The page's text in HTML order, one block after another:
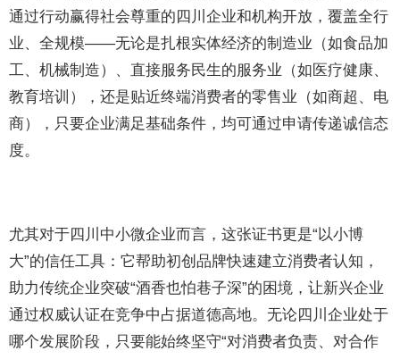
通过行动赢得社会尊重的四川企业和机构开放，覆盖全行
业、全规模——无论是扎根实体经济的制造业（如食品加
工、机械制造）、直接服务民生的服务业（如医疗健康、
教育培训），还是贴近终端消费者的零售业（如商超、电
商），只要企业满足基础条件，均可通过申请传递诚信态
度。
尤其对于四川中小微企业而言，这张证书更是“以小博
大”的信任工具：它帮助初创品牌快速建立消费者认知，
助力传统企业突破“酒香也怕巷子深”的困境，让新兴企业
通过权威认证在竞争中占据道德高地。无论四川企业处于
哪个发展阶段，只要能始终坚守“对消费者负责、对合作